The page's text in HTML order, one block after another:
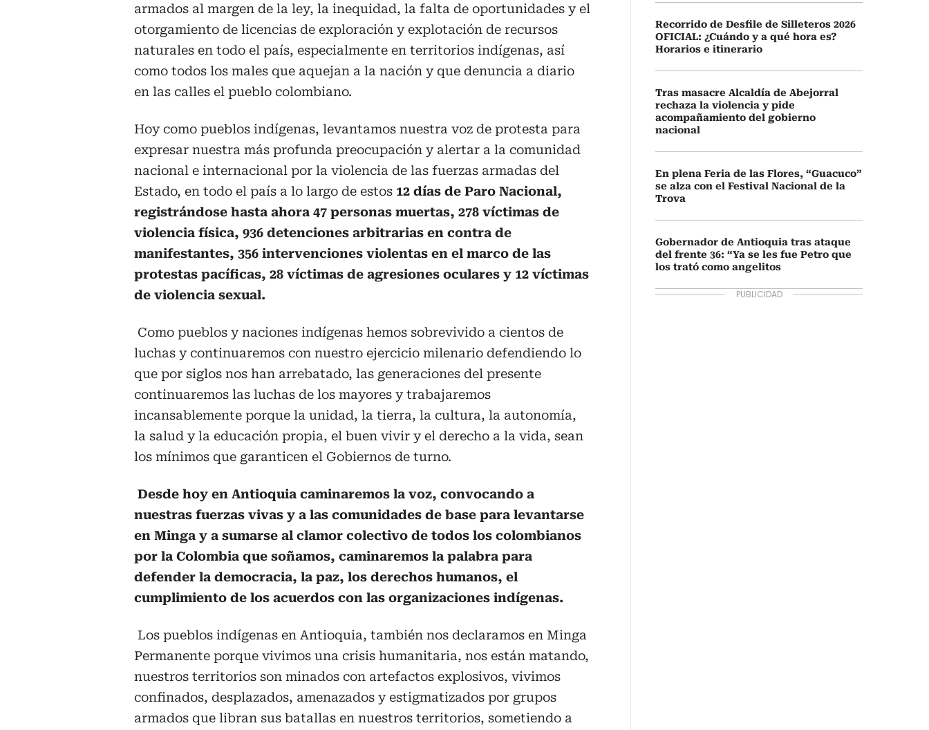
armados al margen de la ley, la inequidad, la falta de oportunidades y el
otorgamiento de licencias de exploración y explotación de recursos
naturales en todo el país, especialmente en territorios indígenas, así
como todos los males que aquejan a la nación y que denuncia a diario
en las calles el pueblo colombiano.
Hoy como pueblos indígenas, levantamos nuestra voz de protesta para
expresar nuestra más profunda preocupación y alertar a la comunidad
nacional e internacional por la violencia de las fuerzas armadas del
Estado, en todo el país a lo largo de estos 12 días de Paro Nacional,
registrándose hasta ahora 47 personas muertas, 278 víctimas de
violencia física, 936 detenciones arbitrarias en contra de
manifestantes, 356 intervenciones violentas en el marco de las
protestas pacíficas, 28 víctimas de agresiones oculares y 12 víctimas
de violencia sexual.
Como pueblos y naciones indígenas hemos sobrevivido a cientos de
luchas y continuaremos con nuestro ejercicio milenario defendiendo lo
que por siglos nos han arrebatado, las generaciones del presente
continuaremos las luchas de los mayores y trabajaremos
incansablemente porque la unidad, la tierra, la cultura, la autonomía,
la salud y la educación propia, el buen vivir y el derecho a la vida, sean
los mínimos que garanticen el Gobiernos de turno.
Desde hoy en Antioquia caminaremos la voz, convocando a
nuestras fuerzas vivas y a las comunidades de base para levantarse
en Minga y a sumarse al clamor colectivo de todos los colombianos
por la Colombia que soñamos, caminaremos la palabra para
defender la democracia, la paz, los derechos humanos, el
cumplimiento de los acuerdos con las organizaciones indígenas.
Los pueblos indígenas en Antioquia, también nos declaramos en Minga
Permanente porque vivimos una crisis humanitaria, nos están matando,
nuestros territorios son minados con artefactos explosivos, vivimos
confinados, desplazados, amenazados y estigmatizados por grupos
armados que libran sus batallas en nuestros territorios, sometiendo a
Recorrido de Desfile de Silleteros 2026
OFICIAL: ¿Cuándo y a qué hora es?
Horarios e itinerario
Tras masacre Alcaldía de Abejorral
rechaza la violencia y pide
acompañamiento del gobierno
nacional
En plena Feria de las Flores, “Guacuco”
se alza con el Festival Nacional de la
Trova
Gobernador de Antioquia tras ataque
del frente 36: “Ya se les fue Petro que
los trató como angelitos